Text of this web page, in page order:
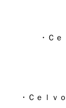
・Ｃ
・Ｃｅｌｖ